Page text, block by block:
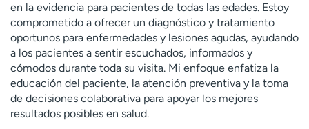
A
y
ú
d
a
m
e
a
en la evidencia para pacientes de todas las edades. Estoy
comprometido a ofrecer un diagnóstico y tratamiento
oportunos para enfermedades y lesiones agudas, ayudando
a los pacientes a sentir escuchados, informados y
cómodos durante toda su visita. Mi enfoque enfatiza la
educación del paciente, la atención preventiva y la toma
de decisiones colaborativa para apoyar los mejores
resultados posibles en salud.